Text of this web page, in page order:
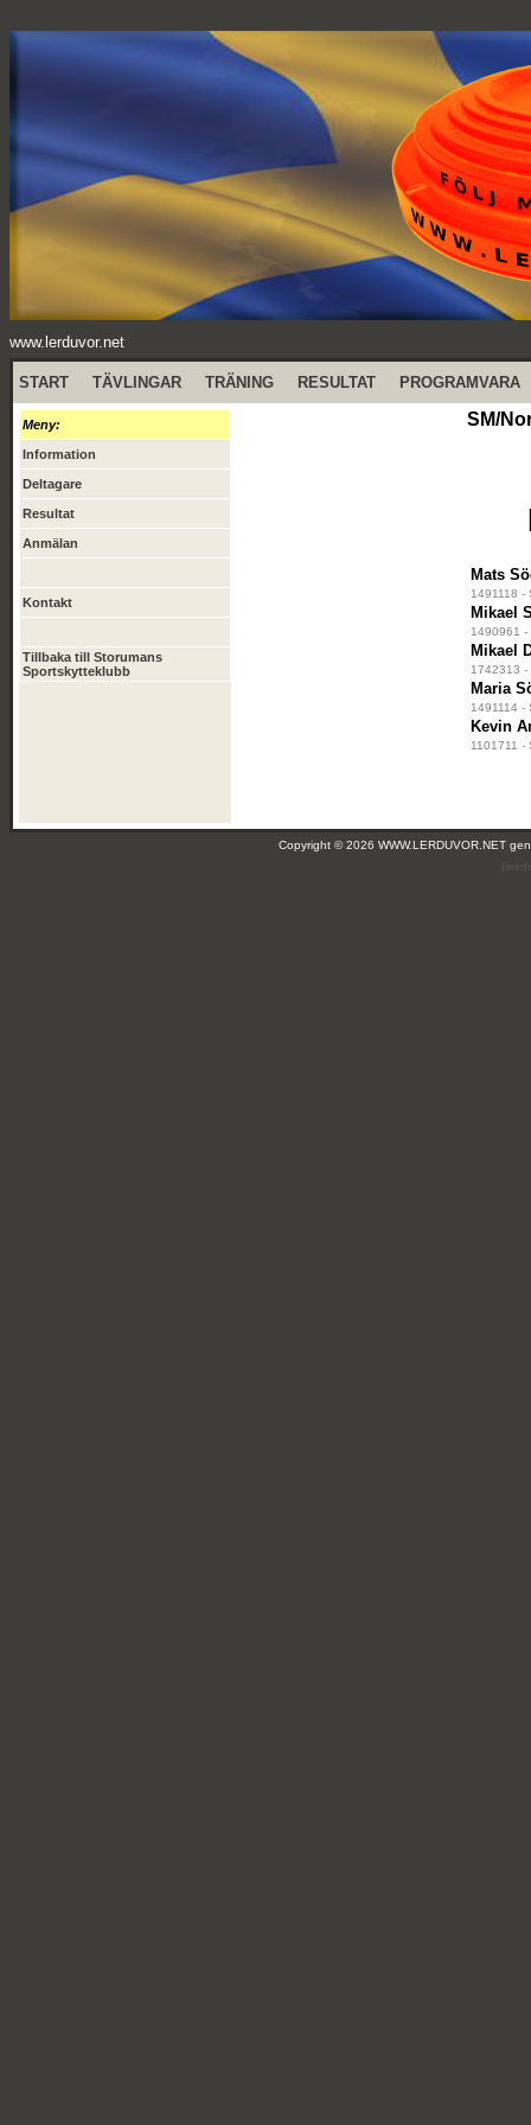
www.lerduvor.net
START TÄVLINGAR TRÄNING RESULTAT PROGRAMVARA
Meny:
Information
Deltagare
Resultat
Anmälan
Kontakt
Tillbaka till Storumans
Sportskytteklubb
SM/
Mats
1491118 -
Mikael
1490961 -
Mikael
1742313 -
Maria
1491114 -
Kevin
1101711 -
Copyright © 2026 WWW.LERDUVOR.NET